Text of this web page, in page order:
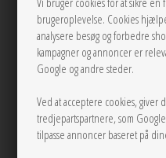
brugeroplevelse. Cookies
analysere besøg og forbedre
kampagner og annoncer er
Google og andre steder.
Ved at acceptere cookies, giver
tredjepartspartnere, som
tilpasse annoncer baseret på
XS/S M/L
LÆG I KURVEN
Tilføj til Ønskeskyen